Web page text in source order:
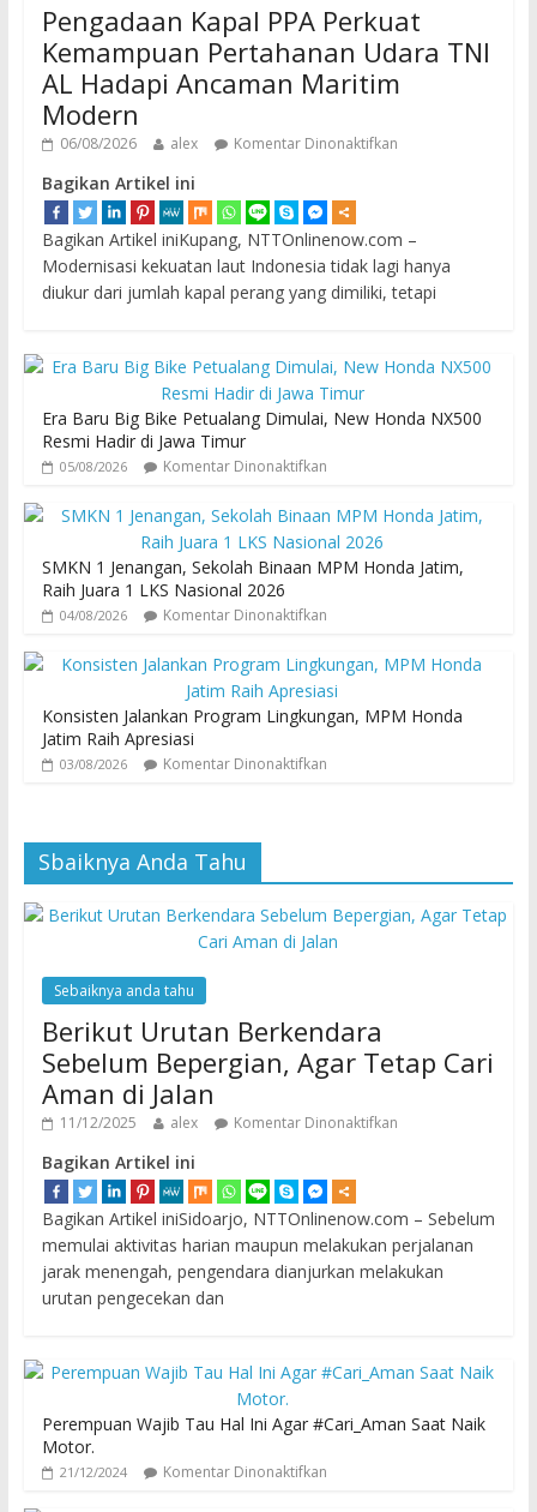
Pengadaan Kapal PPA Perkuat
Kemampuan Pertahanan Udara TNI
AL Hadapi Ancaman Maritim
Modern
06/08/2026 alex Komentar Dinonaktifkan
Bagikan Artikel ini
Bagikan Artikel iniKupang, NTTOnlinenow.com –
Modernisasi kekuatan laut Indonesia tidak lagi hanya
diukur dari jumlah kapal perang yang dimiliki, tetapi
Era Baru Big Bike Petualang Dimulai, New Honda NX500
Resmi Hadir di Jawa Timur
05/08/2026 Komentar Dinonaktifkan
SMKN 1 Jenangan, Sekolah Binaan MPM Honda Jatim,
Raih Juara 1 LKS Nasional 2026
04/08/2026 Komentar Dinonaktifkan
Konsisten Jalankan Program Lingkungan, MPM Honda
Jatim Raih Apresiasi
03/08/2026 Komentar Dinonaktifkan
Sbaiknya Anda Tahu
Sebaiknya anda tahu
Berikut Urutan Berkendara
Sebelum Bepergian, Agar Tetap Cari
Aman di Jalan
11/12/2025 alex Komentar Dinonaktifkan
Bagikan Artikel ini
Bagikan Artikel iniSidoarjo, NTTOnlinenow.com – Sebelum
memulai aktivitas harian maupun melakukan perjalanan
jarak menengah, pengendara dianjurkan melakukan
urutan pengecekan dan
Perempuan Wajib Tau Hal Ini Agar #Cari_Aman Saat Naik
Motor.
21/12/2024 Komentar Dinonaktifkan